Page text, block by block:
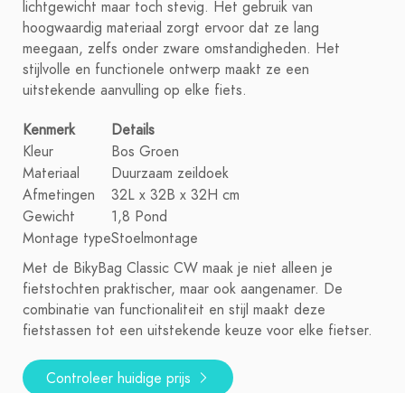
lichtgewicht maar toch stevig. Het gebruik van
hoogwaardig materiaal zorgt ervoor dat ze lang
meegaan, zelfs onder zware omstandigheden. Het
stijlvolle en functionele ontwerp maakt ze een
uitstekende aanvulling op elke fiets.
Kenmerk
Details
Kleur
Bos Groen
Materiaal
Duurzaam zeildoek
Afmetingen
32L x 32B x 32H cm
Gewicht
1,8 Pond
Montage typeStoelmontage
Met de BikyBag Classic CW maak je niet alleen je
fietstochten praktischer, maar ook aangenamer. De
combinatie van functionaliteit en stijl maakt deze
fietstassen tot een uitstekende keuze voor elke fietser.
Controleer huidige prijs